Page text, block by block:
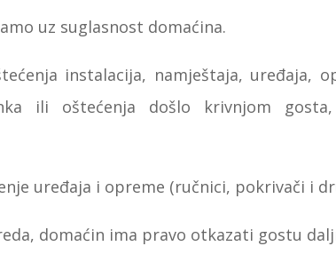
uz suglasnost domaćina.
instalacija, namještaja, uređaja,
ili oštećenja došlo krivnjom
uređaja i opreme (ručnici, pokrivači i
domaćin ima pravo otkazati gostu